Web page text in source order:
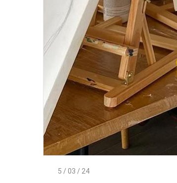
5 / 03 / 24